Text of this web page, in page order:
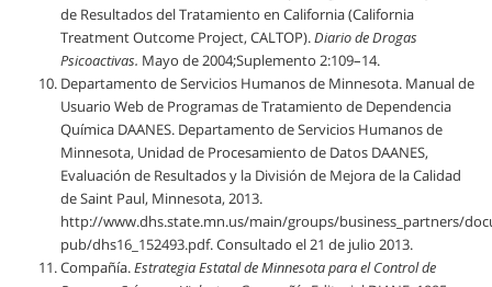
de Resultados del Tratamiento en California (California
Treatment Outcome Project, CALTOP).Diario de Drogas
Psicoactivas. Mayo de 2004;Suplemento 2:109–14.
Departamento de Servicios Humanos de Minnesota. Manual de
Usuario Web de Programas de Tratamiento de Dependencia
Química DAANES. Departamento de Servicios Humanos de
Minnesota, Unidad de Procesamiento de Datos DAANES,
Evaluación de Resultados y la División de Mejora de la Calidad
de Saint Paul, Minnesota, 2013.
http://www.dhs.state.mn.us/main/groups/business_partners/
pub/dhs16_152493.pdf. Consultado el 21 de julio 2013.
Compañía.Estrategia Estatal de Minnesota para el Control de